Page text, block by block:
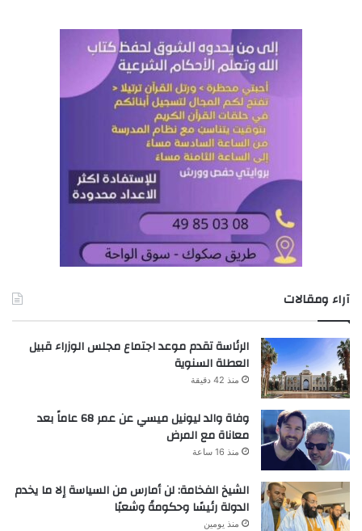
آراء ومقالات
الرئاسة تقدم موعد اجتماع مجلس الوزراء قبيل
العطلة السنوية
منذ 42 دقيقة
وفاة والد ليونيل ميسي عن عمر 68 عاماً بعد
معاناة مع المرض
منذ 16 ساعة
الشيخ الفخامة: لن أمارس من السياسة إلا ما يخدم
الدولة رئيسًا وحكومةً وشعبًا
منذ يومين